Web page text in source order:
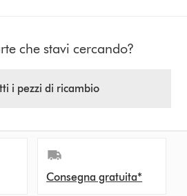
che stavi cercando?
i pezzi di ricambio
Consegna gratuita*